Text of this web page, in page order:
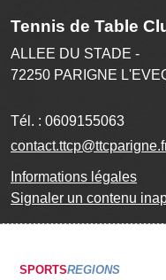
Tennis de Table
ALLEE DU STADE -
72250 PARIGNE
Tél. : 0609155063
Informations légales
Signaler un contenu
SPORTSREGIONS